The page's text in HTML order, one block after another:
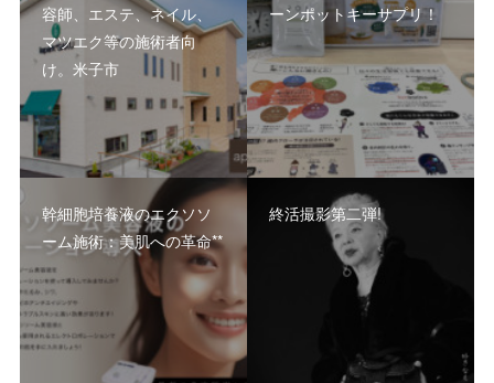
容師、エステ、ネイル、
マツエク等の施術者向
け。米子市
ーンポットキーサプリ！
幹細胞培養液のエクソソ
ーム施術：美肌への革命**
終活撮影第二弾!